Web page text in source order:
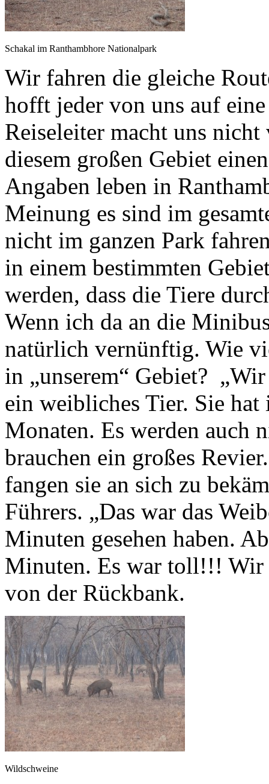
Schakal im Ranthambhore Nationalpark
Wir fahren die gleiche
hofft jeder von uns auf
Reiseleiter macht uns
diesem großen Gebiet
Angaben leben in
Meinung es sind im
nicht im ganzen Park
in einem bestimmten
werden, dass die Tiere
Wenn ich da an die
natürlich vernünftig. Wie
in „unserem“ Gebiet?
ein weibliches Tier. Sie
Monaten. Es werden auch
brauchen ein großes
fangen sie an sich zu
Führers. „Das war das
Minuten gesehen haben.
Minuten. Es war toll!!! Wir
von der Rückbank.
Wildschweine